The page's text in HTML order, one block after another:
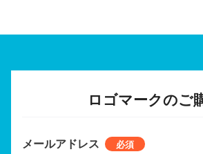
ロゴマークのご
メールアドレス